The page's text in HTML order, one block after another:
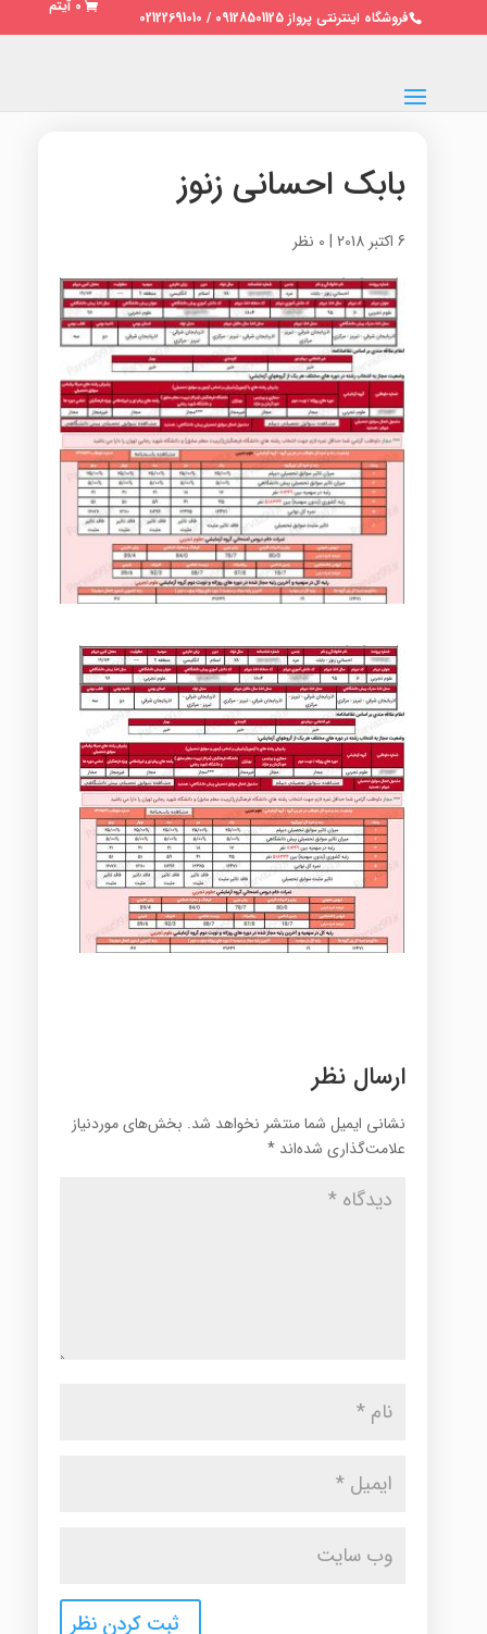
فروشگاه اینترنتی پرواز 09128501125 / 02122691010
0 آیتم
بابک احسانی زنوز
6 اکتبر 2018 | 0 نظر
ارسال نظر
نشانی ایمیل شما منتشر نخواهد شد. بخش‌های موردنیاز
علامت‌گذاری شده‌اند *